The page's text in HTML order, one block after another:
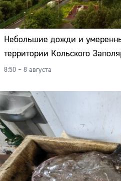
Небольшие дожди и
территории Кольского
8:50 – 8 августа
Адрес: